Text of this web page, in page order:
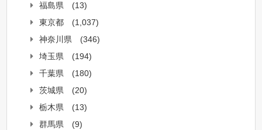
福島県
(13)
東京都
(1,037)
神奈川県
(346)
埼玉県
(194)
千葉県
(180)
茨城県
(20)
栃木県
(13)
群馬県
(9)